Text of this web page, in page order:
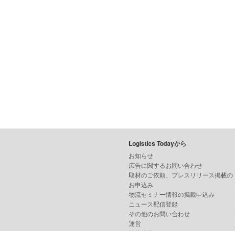
Logistics Todayから
お知らせ
広告に関するお問い合わせ
取材のご依頼、プレスリリース掲載の
お申込み
物流セミナー情報の掲載申込み
ニュース配信登録
その他のお問い合わせ
運営